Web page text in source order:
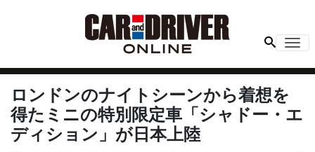
ロンドンのナイトシーンから着想を
得たミニの特別限定車「シャドー・エ
ディション」が日本上陸